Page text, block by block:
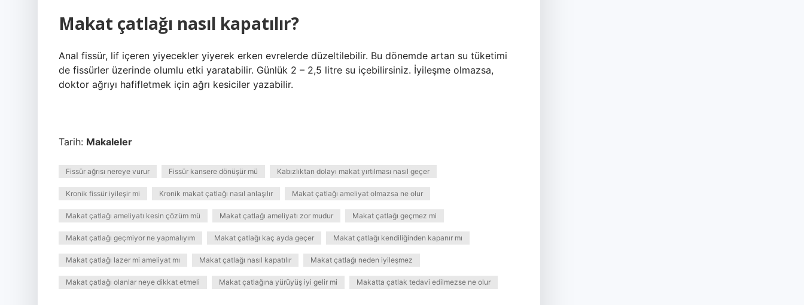
Makat çatlağı nasıl kapatılır?
Anal fissür, lif içeren yiyecekler yiyerek erken evrelerde düzeltilebilir. Bu dönemde artan su tüketimi
de fissürler üzerinde olumlu etki yaratabilir. Günlük 2 – 2,5 litre su içebilirsiniz. İyileşme olmazsa,
doktor ağrıyı hafifletmek için ağrı kesiciler yazabilir.
Tarih: Makaleler
Fissür ağrısı nereye vurur Fissür kansere dönüşür mü Kabızlıktan dolayı makat yırtılması nasıl geçer
Kronik fissür iyileşir mi Kronik makat çatlağı nasıl anlaşılır Makat çatlağı ameliyat olmazsa ne olur
Makat çatlağı ameliyatı kesin çözüm mü Makat çatlağı ameliyatı zor mudur Makat çatlağı geçmez mi
Makat çatlağı geçmiyor ne yapmalıyım Makat çatlağı kaç ayda geçer Makat çatlağı kendiliğinden kapanır mı
Makat çatlağı lazer mi ameliyat mı Makat çatlağı nasıl kapatılır Makat çatlağı neden iyileşmez
Makat çatlağı olanlar neye dikkat etmeli Makat çatlağına yürüyüş iyi gelir mi Makatta çatlak tedavi edilmezse ne olur